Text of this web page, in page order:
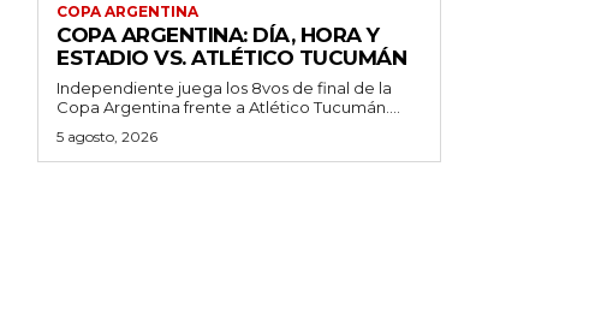
COPA ARGENTINA
COPA ARGENTINA: DÍA, HORA Y
ESTADIO VS. ATLÉTICO TUCUMÁN
Independiente juega los 8vos de final de la
Copa Argentina frente a Atlético Tucumán....
5 agosto, 2026